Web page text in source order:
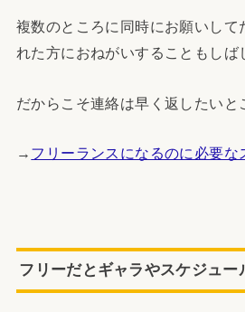
複数のところに同時にお願いして
れた方におねがいすることもしば
だからこそ連絡は早く返したいと
→ フリーランスになるのに必要な
フリーだとギャラやスケジュー